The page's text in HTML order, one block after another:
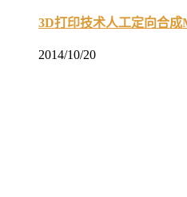
3D打印技术人工定向合成
2014/10/20